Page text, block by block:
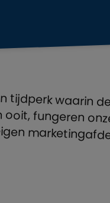
tijdperk waarin
fungeren